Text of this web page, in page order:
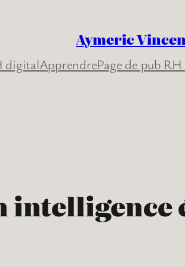
Aymeric
digitalApprendrePage de pub RH